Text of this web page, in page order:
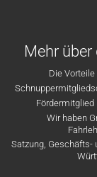
Mehr
Die
Fördermitglied
Wir haben
Satzung, Geschäfts-